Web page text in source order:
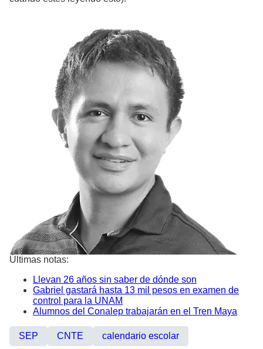
Últimas notas:
Llevan 26 años sin saber de dónde son
Gabriel gastará hasta 13 mil pesos en examen de
control para la UNAM
Alumnos del Conalep trabajarán en el Tren Maya
SEP CNTE calendario escolar